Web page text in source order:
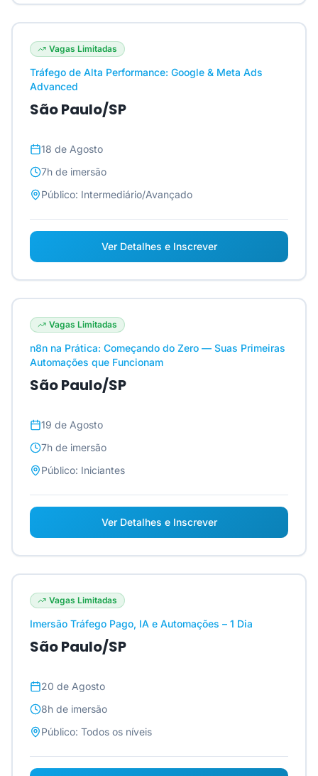
Vagas Limitadas
Tráfego de Alta Performance: Google & Meta Ads
Advanced
São Paulo/SP
18 de Agosto
7h de imersão
Público: Intermediário/Avançado
Ver Detalhes e Inscrever
Vagas Limitadas
n8n na Prática: Começando do Zero — Suas Primeiras
Automações que Funcionam
São Paulo/SP
19 de Agosto
7h de imersão
Público: Iniciantes
Ver Detalhes e Inscrever
Vagas Limitadas
Imersão Tráfego Pago, IA e Automações – 1 Dia
São Paulo/SP
20 de Agosto
8h de imersão
Público: Todos os níveis